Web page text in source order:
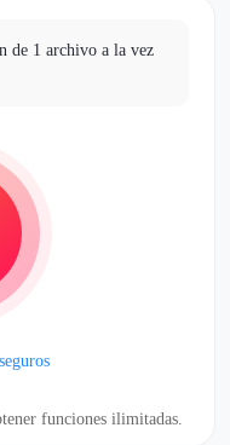
de 1 archivo a la vez
funciones ilimitadas.